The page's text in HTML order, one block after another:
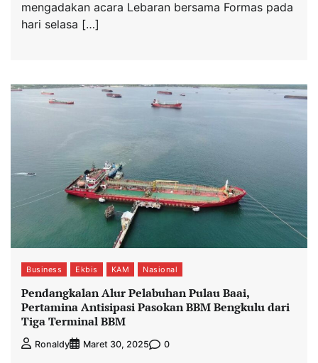
mengadakan acara Lebaran bersama Formas pada
hari selasa […]
Business Ekbis KAM Nasional
Pendangkalan Alur Pelabuhan Pulau Baai,
Pertamina Antisipasi Pasokan BBM Bengkulu dari
Tiga Terminal BBM
Ronaldy Maret 30, 2025 0